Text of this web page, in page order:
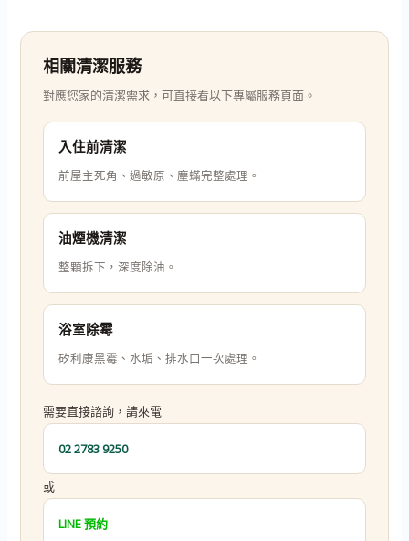
相關清潔服務
對應您家的清潔需求，可直接看以下專屬服務頁面。
入住前清潔
前屋主死角、過敏原、塵蟎完整處理。
油煙機清潔
整顆拆下，深度除油。
浴室除霉
矽利康黑霉、水垢、排水口一次處理。
需要直接諮詢，請來電
02 2783 9250
或
LINE 預約